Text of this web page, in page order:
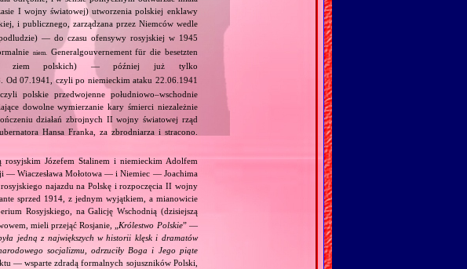
I wojny światowej) utworzenia polskiej enklawy
i publicznego, zarządzana przez Niemców wedle
— do czasu ofensywy rosyjskiej w 1945
niem. Generalgouvernement für die besetzten
ziem polskich) — później już tylko
Od 07.1941, czyli po niemieckim ataku 22.06.1941
polskie przedwojenne południowo–wschodnie
dowolne wymierzanie kary śmierci niezależnie
działań zbrojnych II wojny światowej rząd
Hansa Franka, za zbrodniarza i stracono.
Józefem Stalinem i niemieckim Adolfem
— Wiaczesława Mołotowa — i Niemiec — Joachima
najazdu na Polskę i rozpoczęcia II wojny
sprzed 1914, z jednym wyjątkiem, a mianowicie
Rosyjskiego, na Galicję Wschodnią (dzisiejszą
mieli przejąć Rosjanie, „ Królestwo Polskie” —
jedną z największych w historii klęsk i dramatów
socjalizmu, odrzuciły Boga i Jego piąte
— wsparte zdradą formalnych sojuszników Polski,